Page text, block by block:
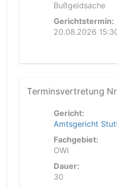
Bußgeldsache
Gerichtstermin:
20.08.2026
Terminsvertretung
Gericht:
Amtsgericht
Fachgebiet:
OWI
Dauer:
30